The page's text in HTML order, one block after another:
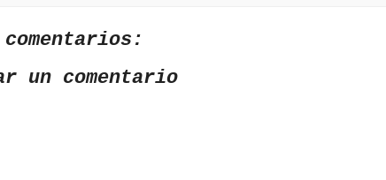
comentarios:
un comentario